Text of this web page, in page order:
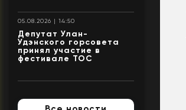
05.08.2026 | 14:50
Депутат Улан-
Удэнского горсовета
принял участие в
фестивале ТОС